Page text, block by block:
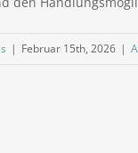
| Februar 15th, 2026 |